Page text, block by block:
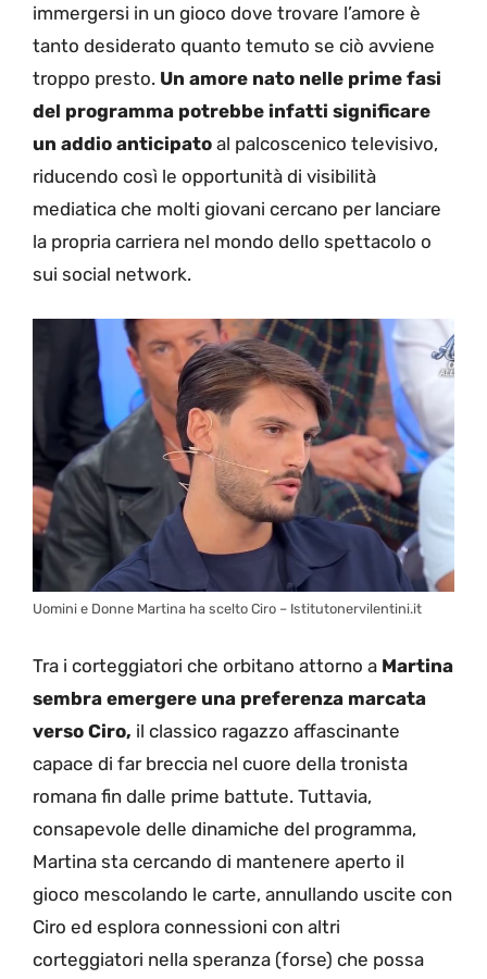
immergersi in un gioco dove trovare l’amore è
tanto desiderato quanto temuto se ciò avviene
troppo presto. Un amore nato nelle prime fasi
del programma potrebbe infatti significare
un addio anticipato al palcoscenico televisivo,
riducendo così le opportunità di visibilità
mediatica che molti giovani cercano per lanciare
la propria carriera nel mondo dello spettacolo o
sui social network.
Uomini e Donne Martina ha scelto Ciro – Istitutonervilentini.it
Tra i corteggiatori che orbitano attorno a Martina
sembra emergere una preferenza marcata
verso Ciro, il classico ragazzo affascinante
capace di far breccia nel cuore della tronista
romana fin dalle prime battute. Tuttavia,
consapevole delle dinamiche del programma,
Martina sta cercando di mantenere aperto il
gioco mescolando le carte, annullando uscite con
Ciro ed esplora connessioni con altri
corteggiatori nella speranza (forse) che possa